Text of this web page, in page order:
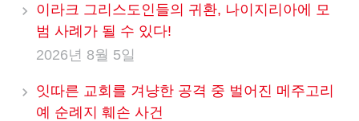
이라크 그리스도인들의 귀환, 나이지리아에 모
범 사례가 될 수 있다!
2026년 8월 5일
잇따른 교회를 겨냥한 공격 중 벌어진 메주고리
예 순례지 훼손 사건